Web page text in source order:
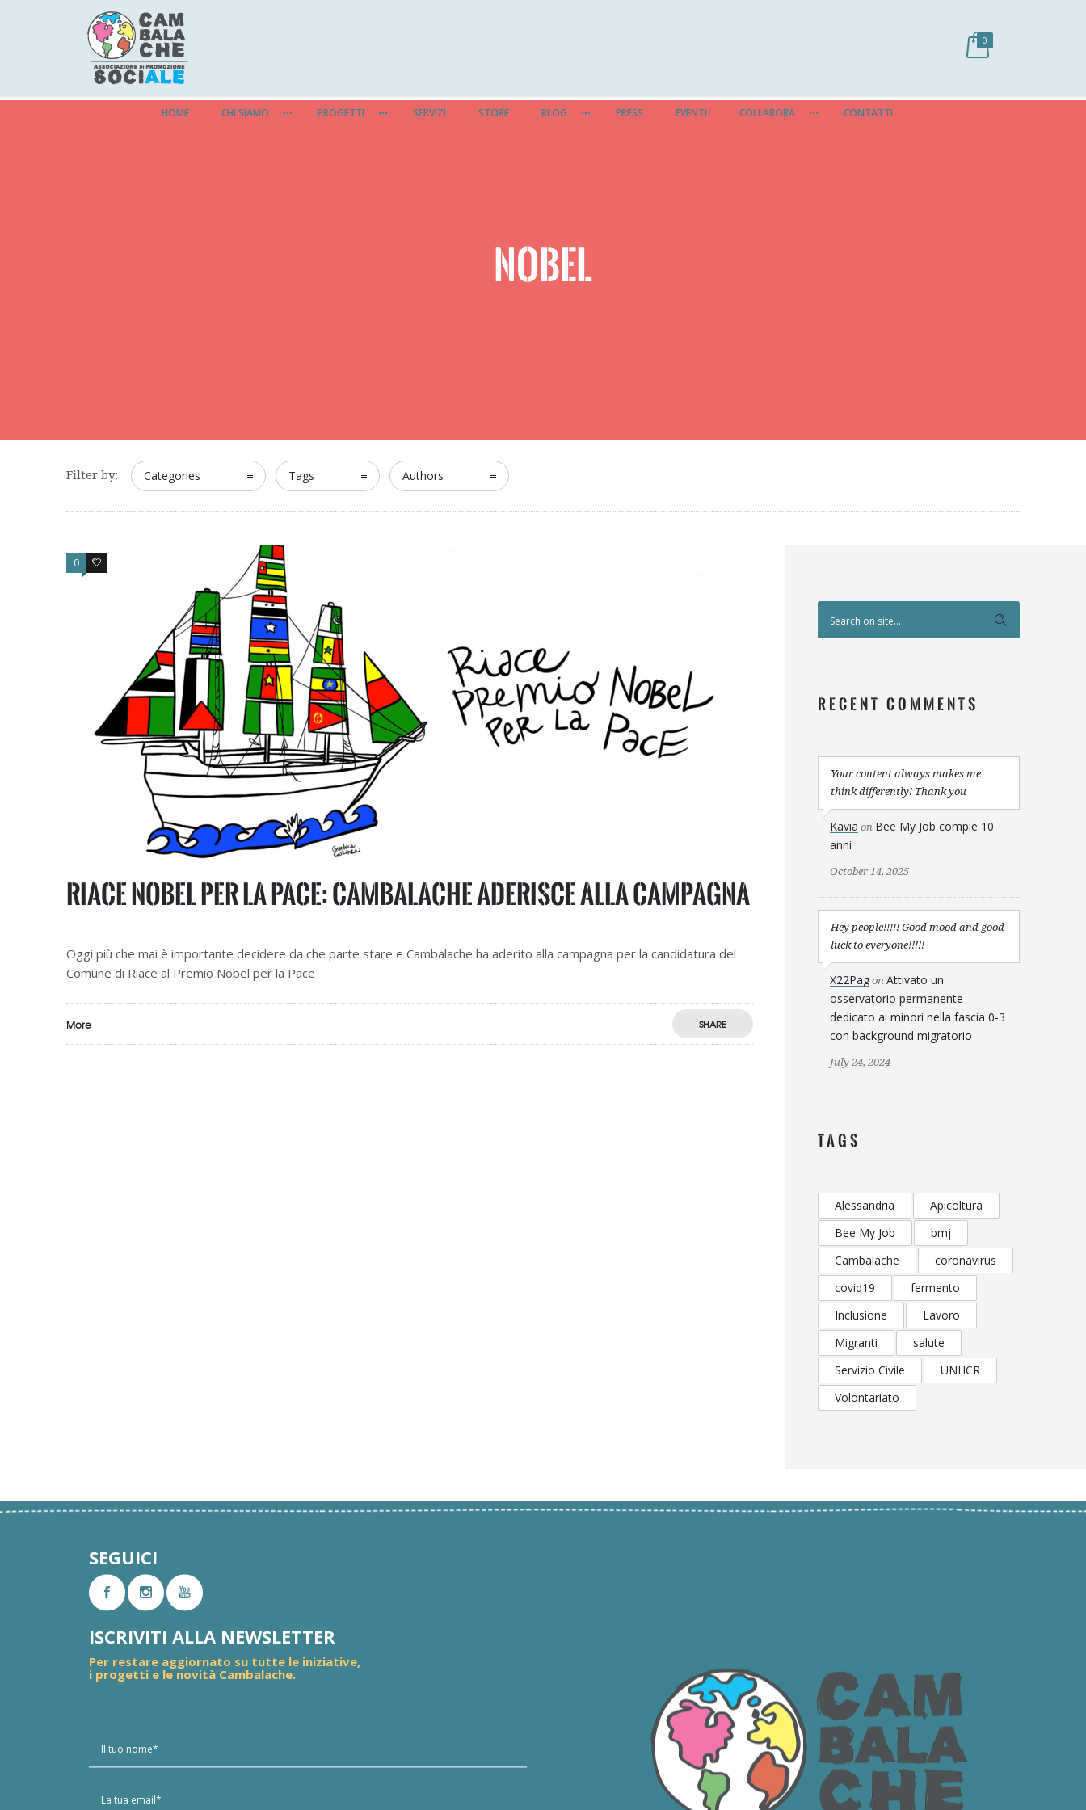
0
HOME CHI SIAMO PROGETTI SERVIZI STORE BLOG PRESS EVENTI COLLABORA CONTATTI
NOBEL
Filter by: Categories Tags Authors
0 0
Riace Nobel per la Pace: Cambalache aderisce alla campagna
Oggi più che mai è importante decidere da che parte stare e Cambalache ha aderito alla campagna per la candidatura del
Comune di Riace al Premio Nobel per la Pace
More SHARE
RECENT COMMENTS
Your content always makes me
think differently! Thank you
Kavia on Bee My Job compie 10
anni
October 14, 2025
Hey people!!!!! Good mood and good
luck to everyone!!!!!
X22Pag on Attivato un
osservatorio permanente
dedicato ai minori nella fascia 0-3
con background migratorio
July 24, 2024
TAGS
Alessandria
Apicoltura
Bee My Job
bmj
Cambalache
coronavirus
covid19
fermento
Inclusione
Lavoro
Migranti
salute
Servizio Civile
UNHCR
Volontariato
SEGUICI
ISCRIVITI ALLA NEWSLETTER
Per restare aggiornato su tutte le iniziative,
i progetti e le novità Cambalache.